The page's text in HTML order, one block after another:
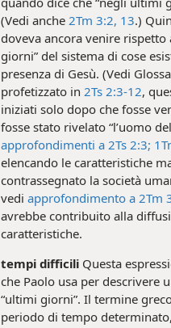
(Vedi anche 2Tm 3:2, 13.)
doveva ancora venire
giorni” del sistema di cose
presenza di Gesù. (Vedi
profetizzato in 2Ts 2:3-12,
iniziati solo dopo che fosse
fosse stato rivelato “l’uomo
approfondimenti a 2Ts 2:3;
elencando le caratteristiche
contrassegnato la società
vedi approfondimento a 2Tm
avrebbe contribuito alla
caratteristiche.
tempi difficili Questa
che Paolo usa per descrivere
“ultimi giorni”. Il termine
periodo di tempo